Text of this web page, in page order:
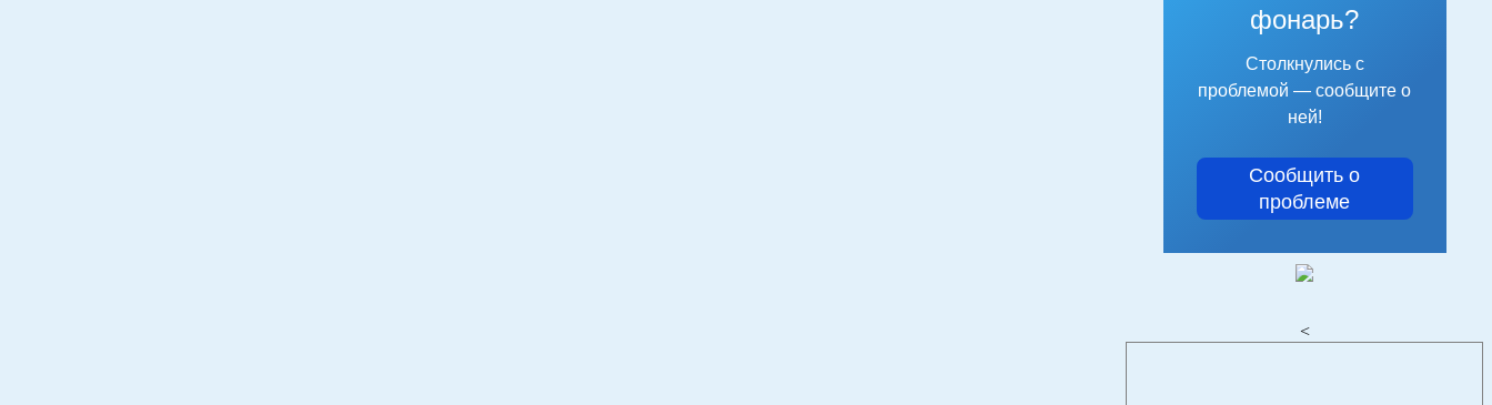
фонарь?
Столкнулись с
проблемой — сообщите о
ней!
Сообщить о
проблеме
<